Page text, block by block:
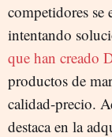
competidores se
intentando
que han creado
productos de
calidad-precio.
destaca en la